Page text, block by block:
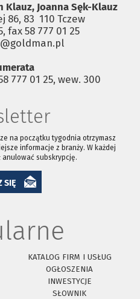
Klauz, Joanna Sęk-Klauz
86, 83 ­ 110 Tczew
fax 58 777 01 25
777 01 25, wew. 300
na początku tygodnia otrzymasz
informacje z branży. W każdej
anulować subskrypcję.
SIĘ
KATALOG FIRM I USŁUG
OGŁOSZENIA
INWESTYCJE
SŁOWNIK